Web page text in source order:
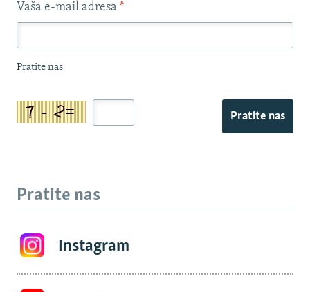
Vaša e-mail adresa *
Pratite nas
Pratite nas
Pratite nas
Instagram